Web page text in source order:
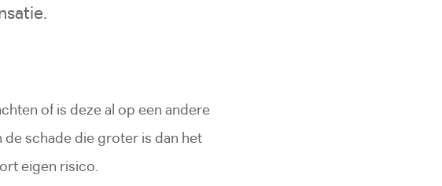
of is deze al op een andere
schade die groter is dan het
eigen risico.